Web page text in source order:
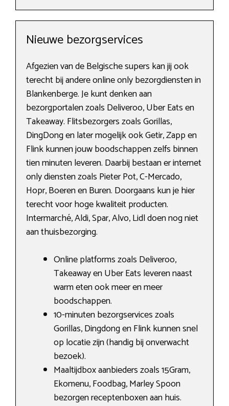
Nieuwe bezorgservices
Afgezien van de Belgische supers kan jij ook
terecht bij andere online only bezorgdiensten in
Blankenberge. Je kunt denken aan
bezorgportalen zoals Deliveroo, Uber Eats en
Takeaway. Flitsbezorgers zoals Gorillas,
DingDong en later mogelijk ook Getir, Zapp en
Flink kunnen jouw boodschappen zelfs binnen
tien minuten leveren. Daarbij bestaan er internet
only diensten zoals Pieter Pot, C-Mercado,
Hopr, Boeren en Buren. Doorgaans kun je hier
terecht voor hoge kwaliteit producten.
Intermarché, Aldi, Spar, Alvo, Lidl doen nog niet
aan thuisbezorging.
Online platforms zoals Deliveroo,
Takeaway en Uber Eats leveren naast
warm eten ook meer en meer
boodschappen.
10-minuten bezorgservices zoals
Gorillas, Dingdong en Flink kunnen snel
op locatie zijn (handig bij onverwacht
bezoek).
Maaltijdbox aanbieders zoals 15Gram,
Ekomenu, Foodbag, Marley Spoon
bezorgen receptenboxen aan huis.